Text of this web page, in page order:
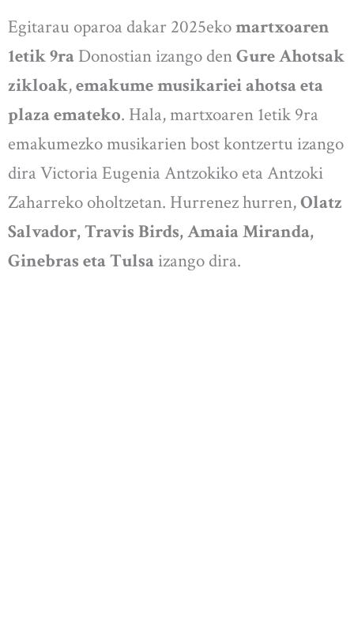
Egitarau oparoa dakar 2025ekomartxoaren
1etik 9ra Donostian izango denGure Ahotsak
zikloak,emakume musikariei ahotsa eta
plaza emateko. Hala, martxoaren 1etik 9ra
emakumezko musikarien bost kontzertu izango
dira Victoria Eugenia Antzokiko eta Antzoki
Zaharreko oholtzetan. Hurrenez hurren,Olatz
Salvador, Travis Birds, Amaia Miranda,
Ginebras eta Tulsa izango dira.